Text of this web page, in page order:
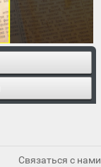
Связаться с нами